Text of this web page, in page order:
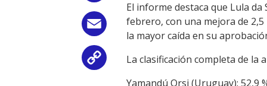
Email
Copy
El informe destaca que Lula
febrero, con una mejora de
la mayor caída en su
La clasificación completa de la
Yamandú Orsi (Uruguay): 52,9